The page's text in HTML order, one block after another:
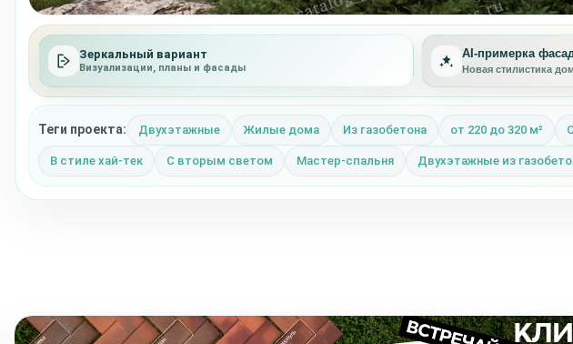
Зеркальный вариант
Визуализации, планы и фасады
AI-примерка
Новая стилистика
Теги проекта: Двухэтажные Жилые дома Из газобетона от 220 до 320 м²
В стиле хай-тек С вторым светом Мастер-спальня Двухэтажные из